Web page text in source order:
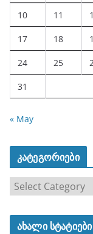
10 11
17 18
24 25
31
« May
კატეგორიები
ტ
ახალი სტატიები